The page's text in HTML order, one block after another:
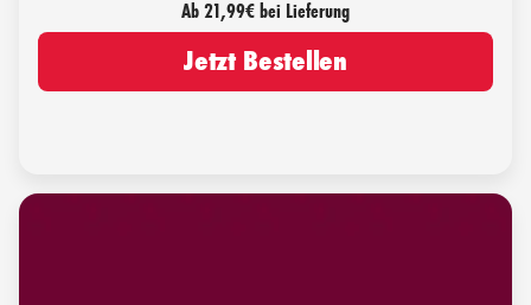
Ab 21,99€ bei Lieferung
Jetzt Bestellen